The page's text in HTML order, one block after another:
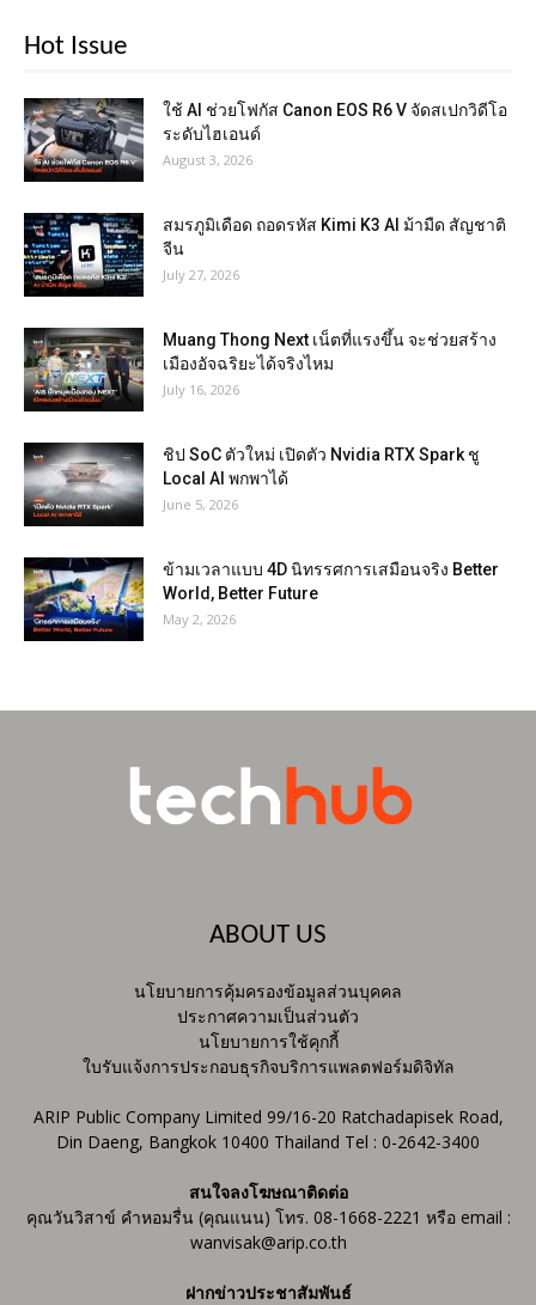
Hot Issue
ใช้ AI ช่วยโฟกัส Canon EOS R6 V จัดสเปกวิดีโอ
ระดับไฮเอนด์
August 3, 2026
สมรภูมิเดือด ถอดรหัส Kimi K3 AI ม้ามืด สัญชาติ
จีน
July 27, 2026
Muang Thong Next เน็ตที่แรงขึ้น จะช่วยสร้าง
เมืองอัจฉริยะได้จริงไหม
July 16, 2026
ชิป SoC ตัวใหม่ เปิดตัว Nvidia RTX Spark ชู
Local AI พกพาได้
June 5, 2026
ข้ามเวลาแบบ 4D นิทรรศการเสมือนจริง Better
World, Better Future
May 2, 2026
ABOUT US
นโยบายการคุ้มครองข้อมูลส่วนบุคคล
ประกาศความเป็นส่วนตัว
นโยบายการใช้คุกกี้
ใบรับแจ้งการประกอบธุรกิจบริการแพลตฟอร์มดิจิทัล
ARIP Public Company Limited 99/16-20 Ratchadapisek Road,
Din Daeng, Bangkok 10400 Thailand Tel : 0-2642-3400
สนใจลงโฆษณาติดต่อ
คุณวันวิสาข์ คำหอมรื่น (คุณแนน) โทร. 08-1668-2221 หรือ email :
wanvisak@arip.co.th
ฝากข่าวประชาสัมพันธ์